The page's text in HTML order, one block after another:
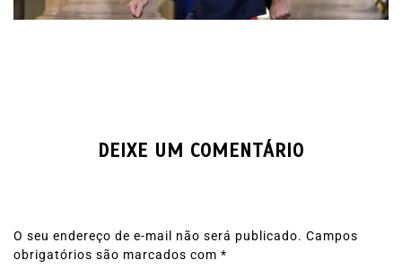
DEIXE UM COMENTÁRIO
O seu endereço de e-mail não será publicado. Campos
obrigatórios são marcados com *